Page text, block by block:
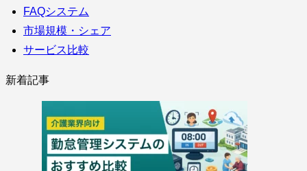
FAQシステム
市場規模・シェア
サービス比較
新着記事